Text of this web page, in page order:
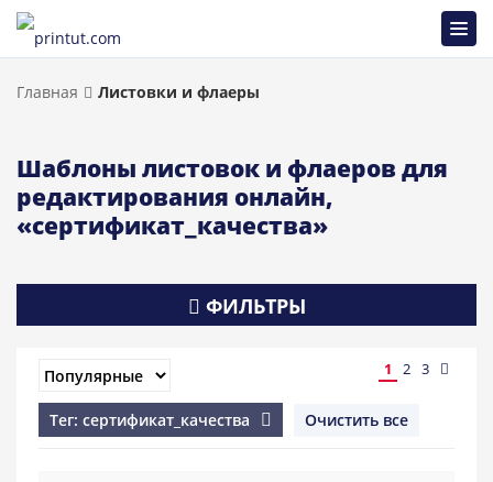
Главная Листовки и флаеры
Шаблоны листовок и флаеров для
редактирования онлайн,
«сертификат_качества»
ФИЛЬТРЫ
1 2 3
Тег: сертификат_качества Очистить все